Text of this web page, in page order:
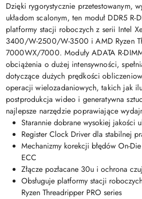
Dzięki rygorystycznie przetestowanym,
układom scalonym, ten moduł DDR5 R-
platformy stacji roboczych z serii Intel
3400/W-2500/W-3500 i AMD Ryzen
7000WX/7000. Moduły ADATA R-
obciążenia o dużej intensywności,
dotyczące dużych prędkości
operacji wielozadaniowych, takich jak
postprodukcja wideo i generatywna
najlepsze narzędzie poprawiające
Starannie dobrane wysokiej jakości
Register Clock Driver dla stabilnej
Mechanizmy korekcji błędów On-
ECC
Złącze pozłacane 30u i ochrona
Obsługuje platformy stacji
Ryzen Threadripper PRO series